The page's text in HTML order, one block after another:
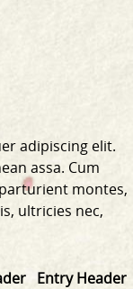
adipiscing elit.
assa. Cum
montes,
ultricies nec,
Entry Header